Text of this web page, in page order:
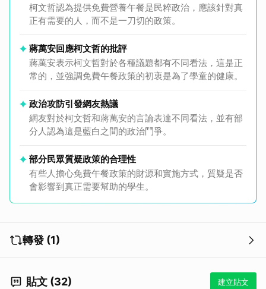
柯文哲認為提供免費營養午餐是民粹政治，應該針對真
正有需要的人，而不是一刀切的政策。
蔣萬安回應柯文哲的批評
蔣萬安表示柯文哲對於各種議題都有不同看法，這是正
常的，並強調免費午餐政策的初衷是為了學童的健康。
政治攻防引發網友熱議
網友對於柯文哲和蔣萬安的言論表達不同看法，並有部
分人認為這是藍白之間的政治鬥爭。
部分民眾質疑政策的合理性
有些人擔心免費午餐政策的財源和實施方式，質疑是否
會影響到真正需要幫助的學生。
轉發 (1)
貼文 (32) 建立貼文